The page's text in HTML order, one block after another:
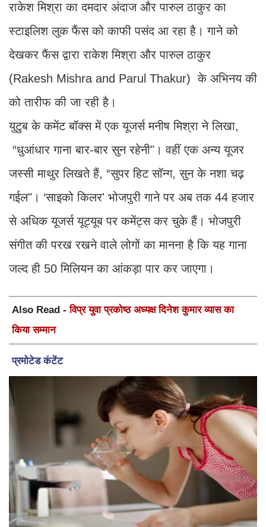
राकेश मिश्रा का दमदार अंदाज और पारुल ठाकुर का
स्टाइलिश लुक फैंस को काफी पसंद आ रहा है। गाने को
देखकर फैंस द्वारा राकेश मिश्रा और पारुल ठाकुर
(Rakesh Mishra and Parul Thakur) के अभिनय की
को तारीफ की जा रही है।
युटुब के कमेंट बॉक्स में एक यूजर्स मनीष मिश्रा ने लिखा,
“धुआंधार गाना बार-बार सुन रहेनी"। वहीं एक अन्य यूजर
जस्सी माथुर लिखते हैं, “सुपर हिट सॉन्ग, सुन के नशा चढ़
गईल"। ‘साइको किलर' भोजपुरी गाने पर अब तक 44 हजार
से अधिक यूजर्स यूट्यूब पर कमेंट्स कर चुके हैं। भोजपुरी
संगीत की परख रखने वाले लोगों का मानना है कि यह गाना
जल्द ही 50 मिलियन का आंकड़ा पार कर जाएगा।
Also Read -विप्र युवा प्रकोष्ठ अध्यक्ष दिनेश कुमार व्यास का
किया सम्मान